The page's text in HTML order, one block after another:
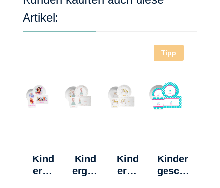
Artikel:
Kind
erge
Kind
erges
Kind
erge
Tipp
Kinder
geschi